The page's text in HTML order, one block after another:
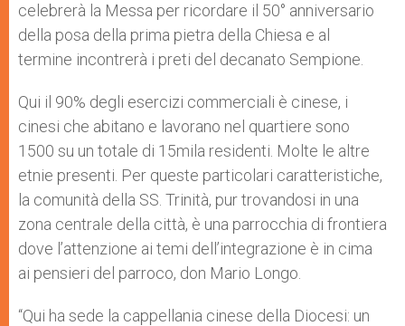
celebrerà la Messa per ricordare il 50° anniversario
della posa della prima pietra della Chiesa e al
termine incontrerà i preti del decanato Sempione.
Qui il 90% degli esercizi commerciali è cinese, i
cinesi che abitano e lavorano nel quartiere sono
1500 su un totale di 15mila residenti. Molte le altre
etnie presenti. Per queste particolari caratteristiche,
la comunità della SS. Trinità, pur trovandosi in una
zona centrale della città, è una parrocchia di frontiera
dove l’attenzione ai temi dell’integrazione è in cima
ai pensieri del parroco, don Mario Longo.
“Qui ha sede la cappellania cinese della Diocesi: un